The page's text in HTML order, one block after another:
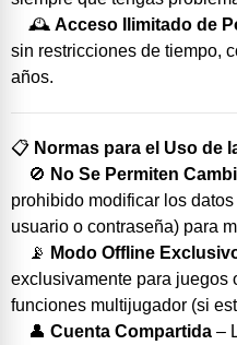
🕰️ Acceso Ilimitado de
sin restricciones de tiempo,
años.
📋 Normas para el Uso de
🚫 No Se Permiten
prohibido modificar los
usuario o contraseña) para
📡 Modo Offline
exclusivamente para juegos
funciones multijugador (si
👤 Cuenta Compartida –